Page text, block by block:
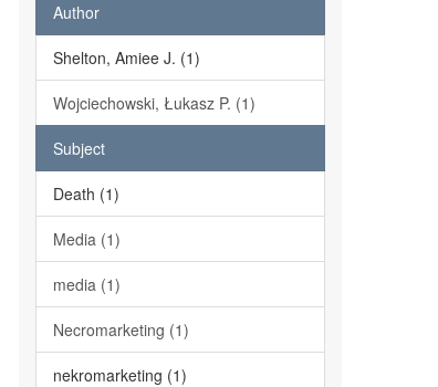
Author
Shelton, Amiee J. (1)
Wojciechowski, Łukasz P. (1)
Subject
Death (1)
Media (1)
media (1)
Necromarketing (1)
nekromarketing (1)